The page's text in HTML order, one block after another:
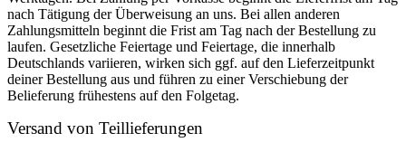
nach Tätigung der Überweisung an uns. Bei allen anderen
Zahlungsmitteln beginnt die Frist am Tag nach der Bestellung zu
laufen. Gesetzliche Feiertage und Feiertage, die innerhalb
Deutschlands variieren, wirken sich ggf. auf den Lieferzeitpunkt
deiner Bestellung aus und führen zu einer Verschiebung der
Belieferung frühestens auf den Folgetag.
Versand von Teillieferungen